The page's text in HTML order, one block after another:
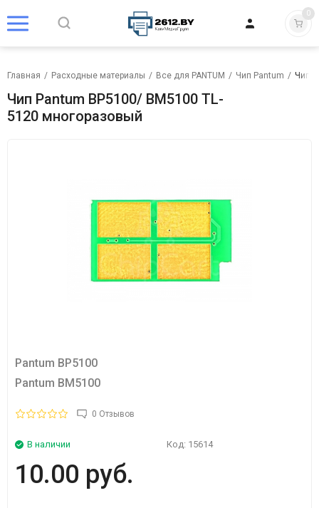
0
Главная / Расходные материалы / Все для PANTUM / Чип Pantum / Чип
Чип Pantum BP5100/ BM5100 TL-
5120 многоразовый
Pantum BP5100
Pantum BM5100
0 Отзывов
В наличии Код: 15614
10.00 руб.